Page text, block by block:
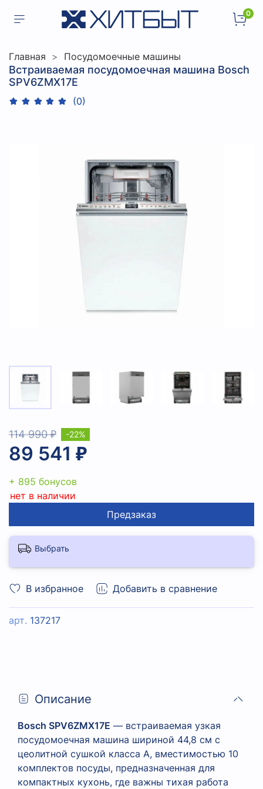
0
Главная Посудомоечные машины
Встраиваемая посудомоечная машина Bosch
SPV6ZMX17E
(0)
В избранное Добавить в сравнение
арт. 137217
114 990 ₽
89 541 ₽
-22%
+ 895 бонусов
нет в наличии
Предзаказ
Выбрать
Описание
Bosch SPV6ZMX17E — встраиваемая узкая
посудомоечная машина шириной 44,8 см с
цеолитной сушкой класса А, вместимостью 10
комплектов посуды, предназначенная для
компактных кухонь, где важны тихая работа